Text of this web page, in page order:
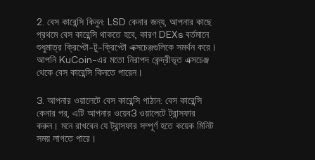
2. বেস কারেন্সি কিনুন: LSD কেনার জন্য, আপনার কাছে
প্রথমে বেস কারেন্সি থাকতে হবে, কারণ DEXs বর্তমানে
শুধুমাত্র ক্রিপ্টো-টু-ক্রিপ্টো এক্সচেঞ্জগুলিকে সমর্থন করে।
আপনি KuCoin-এর মতো নিরাপদ কেন্দ্রীভূত এক্সচেঞ্জ
থেকে বেস কারেন্সি কিনতে পারেন।
3. আপনার ওয়ালেটে বেস কারেন্সি পাঠান: বেস কারেন্সি
কেনার পর, এটি আপনার ওয়েব3 ওয়ালেটে ট্রান্সফার
করুন। মনে রাখবেন যে ট্রান্সফার সম্পূর্ণ হতে কয়েক মিনিট
সময় লাগতে পারে।